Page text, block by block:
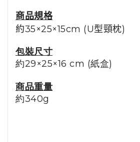
商品規格
約35×25×15cm (U型頸枕)
包裝尺寸
約29×25×16 cm (紙盒)
商品重量
約340g